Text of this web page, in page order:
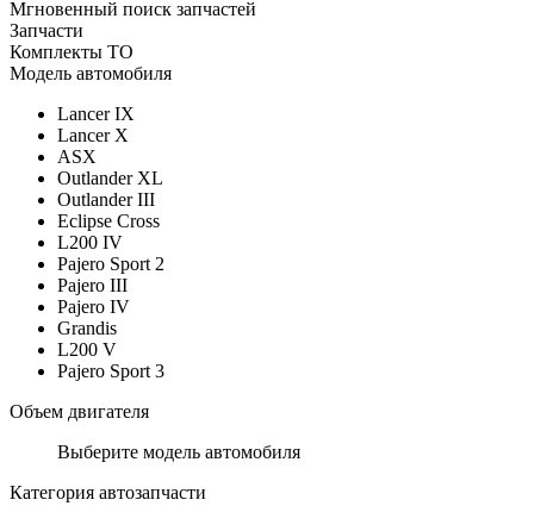
Мгновенный поиск запчастей
Запчасти
Комплекты ТО
Модель автомобиля
Lancer IX
Lancer X
ASX
Outlander XL
Outlander III
Eclipse Cross
L200 IV
Pajero Sport 2
Pajero III
Pajero IV
Grandis
L200 V
Pajero Sport 3
Объем двигателя
Выберите модель автомобиля
Категория автозапчасти